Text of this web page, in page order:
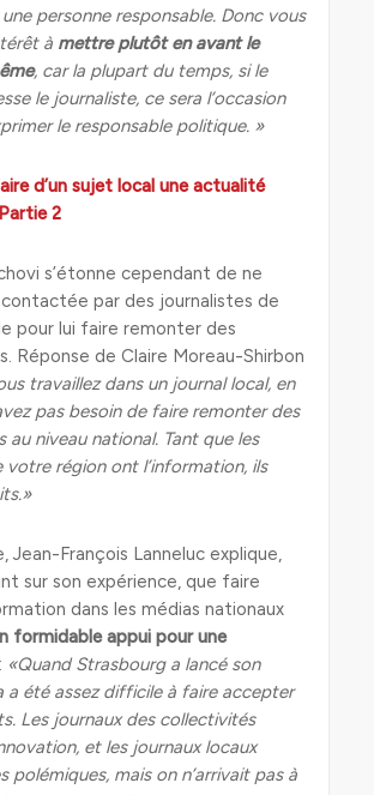
personne responsable. Donc vous
à mettre plutôt en avant le
, car la plupart du temps, si le
le journaliste, ce sera l’occasion
le responsable politique. »
d’un sujet local une actualité
2
s’étonne cependant de ne
par des journalistes de
pour lui faire remonter des
Réponse de Claire Moreau-Shirbon
travaillez dans un journal local, en
pas besoin de faire remonter des
au niveau national. Tant que les
votre région ont l’information, ils
Jean-François Lanneluc explique,
sur son expérience, que faire
dans les médias nationaux
formidable appui pour une
«Quand Strasbourg a lancé son
a été assez difficile à faire accepter
Les journaux des collectivités
et les journaux locaux
polémiques, mais on n’arrivait pas à